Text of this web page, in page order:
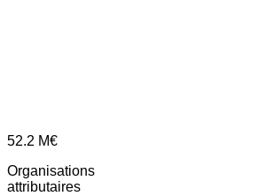
52.2 M€
Organisations
attributaires